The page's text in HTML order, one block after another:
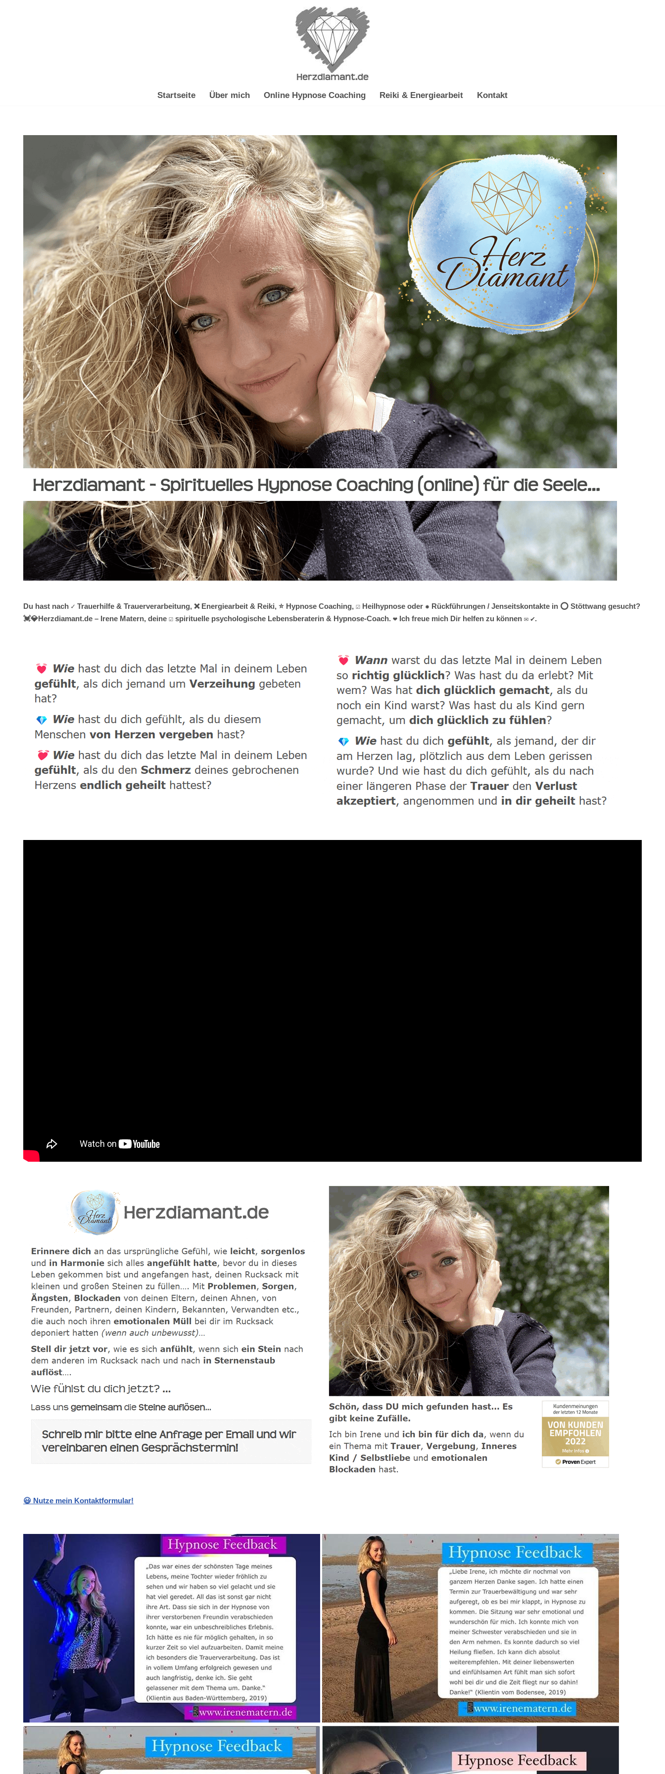
Startseite Über mich Online Hypnose Coaching Reiki & Energiearbeit Kontakt
Du hast nach ✓ Trauerhilfe & Trauerverarbeitung, ❌ Energiearbeit & Reiki, ⭐ Hypnose Coaching, ☑️ Heilhypnose oder ✹ Rückführungen / Jenseitskontakte in ⭕ Stöttwang gesucht?
💓️💎Herzdiamant.de – Irene Matern, deine ☑️ spirituelle psychologische Lebensberaterin & Hypnose-Coach. ❤ Ich freue mich Dir helfen zu können ✉ ✔.
😃 Nutze mein Kontaktformular!